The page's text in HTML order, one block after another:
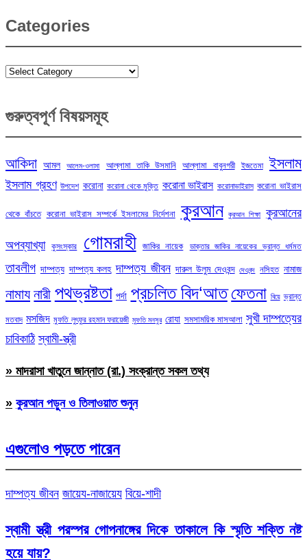
Categories
Categories
গুরুত্বপূর্ণ বিষয়সমূহ
আকিদা আমল আলেম-ওলামা আল্লামা তাকি উসমানি আল্লামা বাবুনগরী ইজতেমা ইসলাম
ইসলাম গ্রহণ উপদেশ করোনা করোনা থেকে মুক্তি করোনা ভাইরাস করোনাভাইরাস করোনা ভাইরাস
থেকে বাঁচতে করোনা ভাইরাস সম্পর্কে ইসলামের নির্দেশনা কুরআন কুরআন শিক্ষা কুরআনের
অপব্যাখ্যা কুসংস্কার গোমরাহী জাকির নায়েক ডাক্তার জাকির নায়েকের ভ্রান্ত ধর্মমত
তাবলীগ দাম্পত্য দাম্পত্য কলহ দাম্পত্য জীবন দারুল উলুম দেওবন্দ দেওবন্দ নসিহত নামাজ
নামায নারী পথভ্রষ্টতা পর্দা প্রচলিত বিদ‘আত ফেতনা বিয়ে ভ্রান্ত
মতবাদ মসজিদ মুফতি লুৎফুর রহমান ফরায়েজী মুফতি মনসুর রোযা সমসাময়িক মাসআলা সুখী দাম্পত্যের
চাবিকাঠি স্বামী-স্ত্রী
» মাদরাসা খাতুনে জান্নাত (রা.) সংক্রান্ত সকল তথ্য
» কুরআন পড়ুন ও তিলাওয়াত শুনুন
এগুলোও পড়তে পারেন
দাম্পত্য জীবন জায়েয-নাজায়েয বিয়ে-শাদী
স্বামী স্ত্রী পরস্পর গোপনাঙ্গের দিকে তাকালে কি স্মৃতি শক্তি নষ্ট
হয়ে যায়?